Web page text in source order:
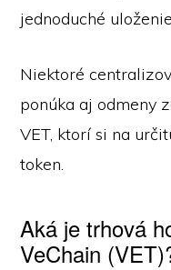
jednoduché
Niektoré
ponúka aj odmeny
VET, ktorí si na
token.
Aká je trhová
VeChain